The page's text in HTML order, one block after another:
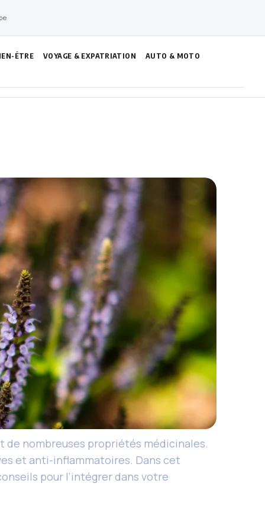
ÊTRE VOYAGE & EXPATRIATION AUTO & MOTO
de nombreuses propriétés médicinales.
et anti-inflammatoires. Dans cet
pour l’intégrer dans votre